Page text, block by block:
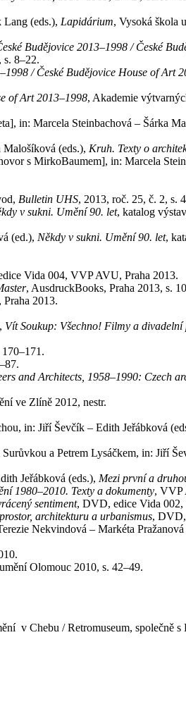
Lang (eds.), Lapidárium, Vysoká škola
Budějovice 2013–1998 / České
s. 8–22.
/ České Budějovice House of Art
of Art 2013–1998, Akademie
in: Marcela Steinbachová – Šárka
(eds.), Kruh. Texty o
s MirkoBaumem], in: Marcela
Bulletin UHS, 2013, roč. 25, č. 2, s.
v sukni. Umění 90. let, katalog
(ed.), Někdy v sukni. Umění 90. let,
Vida 004, VVP AVU, Praha 2013.
, AusdruckBooks, Praha 2013, s.
2013.
Vít Soukup: Všechno! Filmy a divadelní
170–171.
and Architects, 1958–1990: Czech
ve Zlíně 2012, nestr.
in: Jiří Ševčík – Edith Jeřábková
a Petrem Lysáčkem, in: Jiří
Jeřábková (eds.), Mezi první a
1980–2010. Texty a dokumenty, VVP
sentiment, DVD, edice Vida
architekturu a urbanismus, DVD,
Nekvindová – Markéta Pražanová
Olomouc 2010, s. 42–49.
v Chebu / Retromuseum, společně